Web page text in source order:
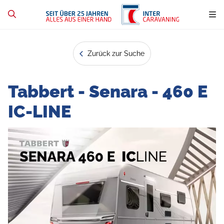
Zurück zur Suche
Tabbert - Senara - 460 E
IC-LINE